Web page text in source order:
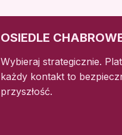
OSIEDLE
Wybieraj strategicznie.
każdy kontakt to
przyszłość.